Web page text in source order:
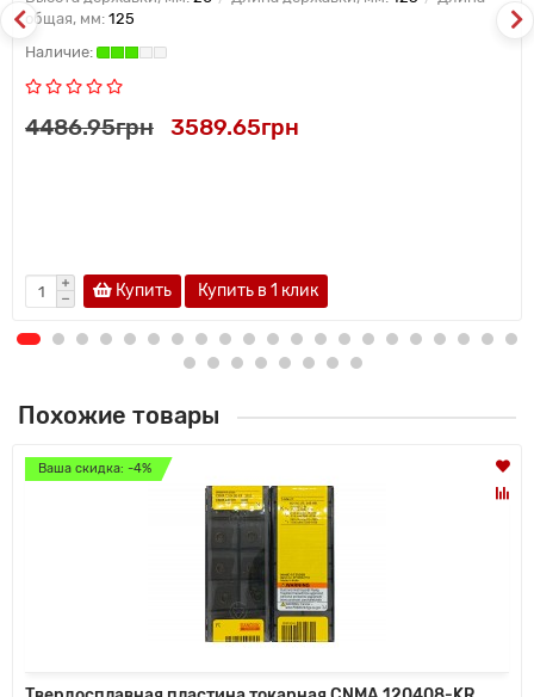
общая, мм: 125
4486.95грн 3589.65грн
Купить Купить в 1 клик
Похожие товары
Ваша скидка: -4%